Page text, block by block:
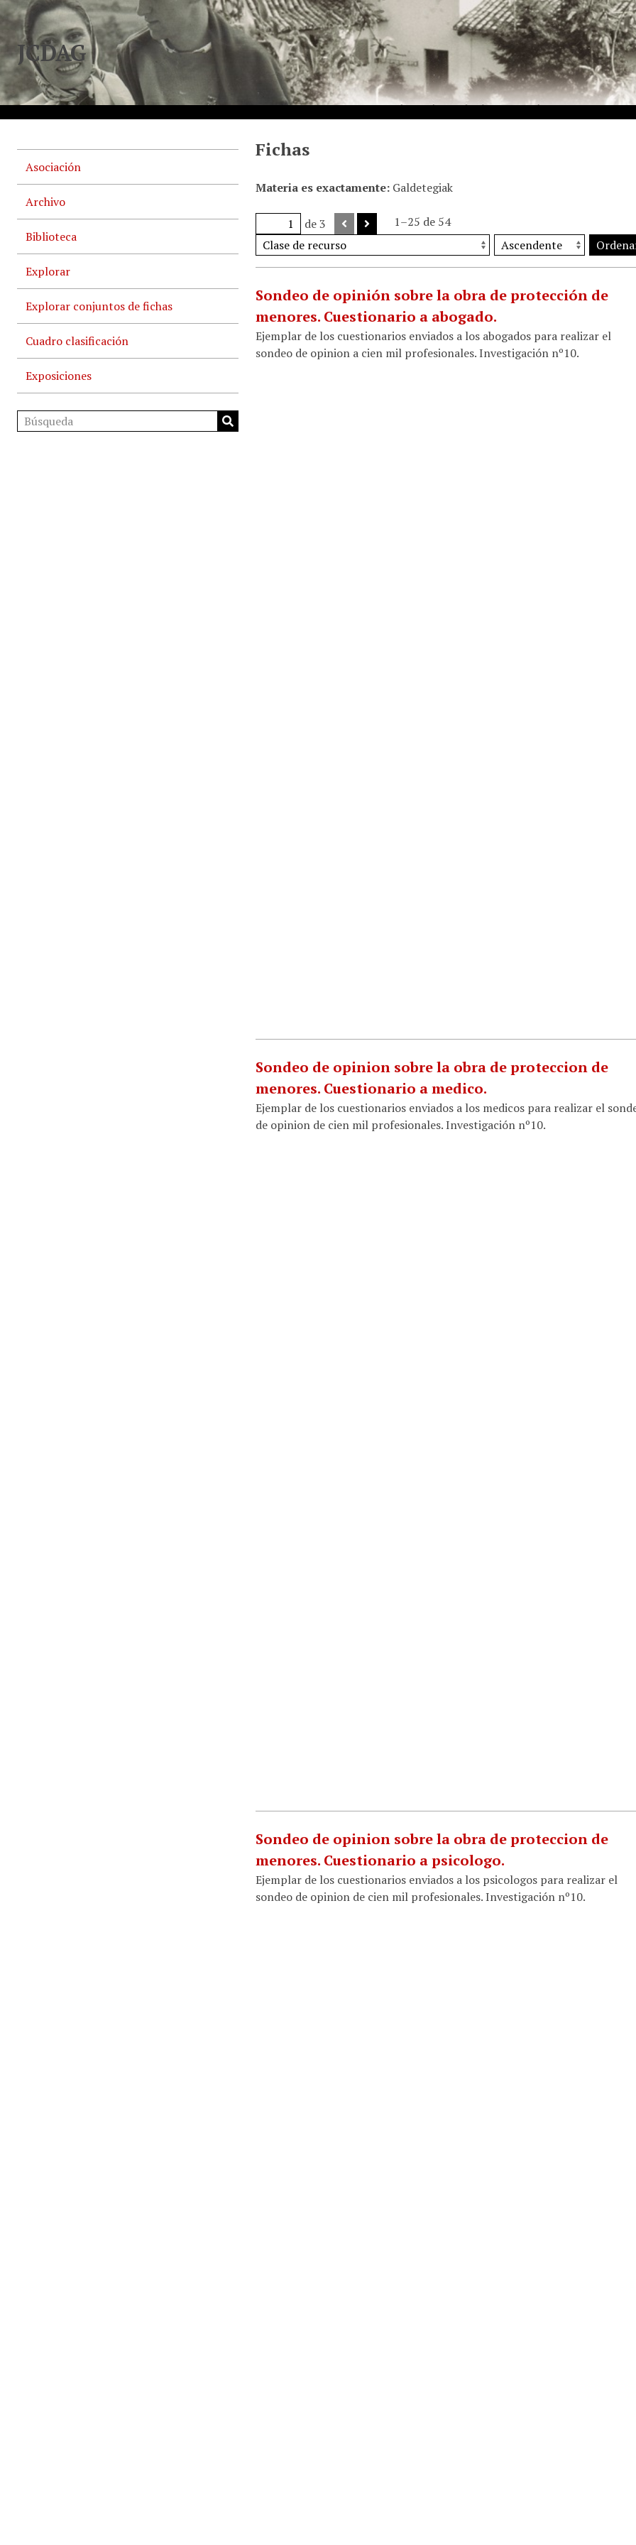
JCDAG
Asociación
Archivo
Biblioteca
Explorar
Explorar conjuntos de fichas
Cuadro clasificación
Exposiciones
Fichas
Materia es exactamente Galdetegiak
de 3
1–25 de 54
Sondeo de opinión sobre la obra de protección de
menores. Cuestionario a abogado.
Ejemplar de los cuestionarios enviados a los abogados para realizar el
sondeo de opinion a cien mil profesionales. Investigación nº10.
Sondeo de opinion sobre la obra de proteccion de
menores. Cuestionario a medico.
Ejemplar de los cuestionarios enviados a los medicos para realizar el
de opinion de cien mil profesionales. Investigación nº10.
Sondeo de opinion sobre la obra de proteccion de
menores. Cuestionario a psicologo.
Ejemplar de los cuestionarios enviados a los psicologos para realizar el
sondeo de opinion de cien mil profesionales. Investigación nº10.